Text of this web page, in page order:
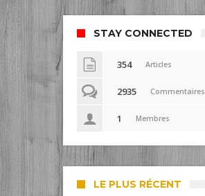
STAY CONNECTED
354 Articles
2935 Commentaires
1 Membres
LE PLUS RÉCENT